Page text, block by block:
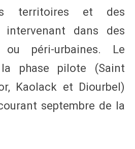
territoires et des
intervenant dans des
péri-urbaines. Le
phase pilote (Saint
Kaolack et Diourbel)
septembre de la